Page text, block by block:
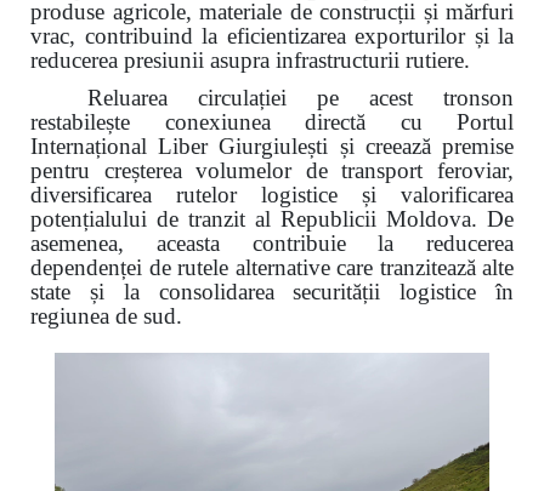
produse agricole, materiale de construcții și mărfuri
vrac, contribuind la eficientizarea exporturilor și la
reducerea presiunii asupra infrastructurii rutiere.
Reluarea circulației pe acest tronson
restabilește conexiunea directă cu Portul
Internațional Liber Giurgiulești și creează premise
pentru creșterea volumelor de transport feroviar,
diversificarea rutelor logistice și valorificarea
potențialului de tranzit al Republicii Moldova. De
asemenea, aceasta contribuie la reducerea
dependenței de rutele alternative care tranzitează alte
state și la consolidarea securității logistice în
regiunea de sud.